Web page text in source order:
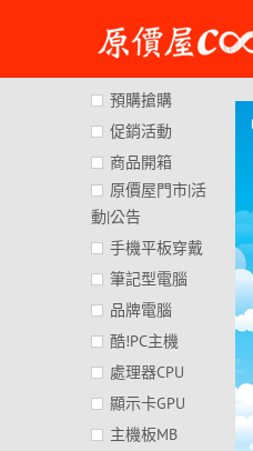
content
預購搶購
促銷活動
商品開箱
原價屋門市|活
動|公告
手機平板穿戴
筆記型電腦
品牌電腦
酷!PC主機
處理器CPU
顯示卡GPU
主機板MB